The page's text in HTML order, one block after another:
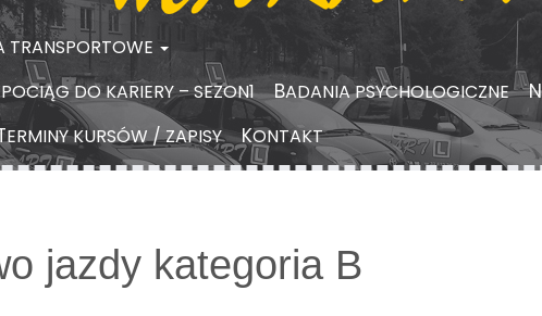
TRANSPORTOWE
DO KARIERY – SEZON1
BADANIA PSYCHOLOGICZNE
TERMINY KURSÓW / ZAPISY KONTAKT
jazdy kategoria B